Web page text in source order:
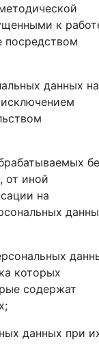
к
посредством
данных на
от иной
на
которых
содержат
данных при